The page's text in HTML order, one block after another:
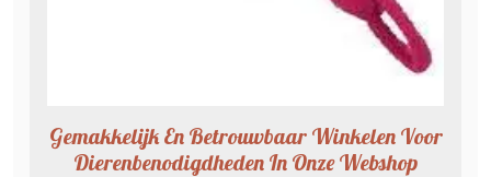
Gemakkelijk En Betrouwbaar Winkelen Voor
Dierenbenodigdheden In Onze Webshop